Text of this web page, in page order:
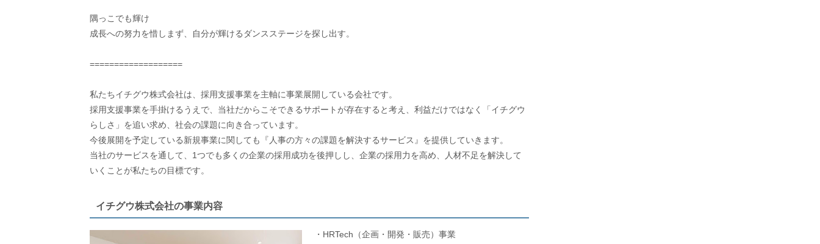
隅っこでも輝け
成長への努力を惜しまず、自分が輝けるダンスステージを探し出す。
===================
私たちイチグウ株式会社は、採用支援事業を主軸に事業展開している会社です。
採用支援事業を手掛けるうえで、当社だからこそできるサポートが存在すると考え、利益だけではなく「イチグウ
らしさ」を追い求め、社会の課題に向き合っています。
今後展開を予定している新規事業に関しても『人事の方々の課題を解決するサービス』を提供していきます。
当社のサービスを通して、1つでも多くの企業の採用成功を後押しし、企業の採用力を高め、人材不足を解決して
いくことが私たちの目標です。
イチグウ株式会社の事業内容
・HRTech（企画・開発・販売）事業